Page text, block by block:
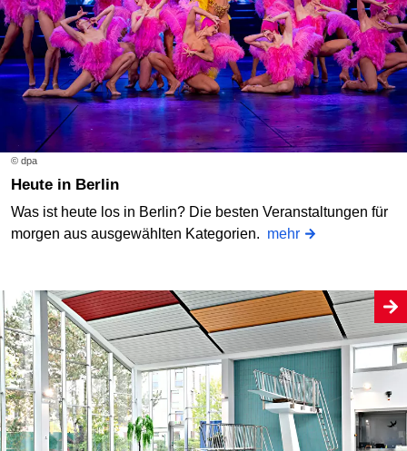
© dpa
Heute in Berlin
Was ist heute los in Berlin? Die besten Veranstaltungen für
morgen aus ausgewählten Kategorien. mehr